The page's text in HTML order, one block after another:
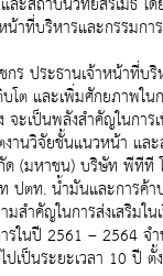
น้าที่บริหารและกรรมก
ร ประธานเจ้าหน้าที่บริ
บโต และเพิ่มศักยภาพ
จะเป็นพลังสำคัญในก
งานวิจัยชั้นแนวหน้า แล
ด (มหาชน) บริษัท พีทีที
ตท. น้ำมันและการค้า
สำคัญในการส่งเสริมใ
รในปี 2561 – 2564
เป็นระยะเวลา 10 ปี